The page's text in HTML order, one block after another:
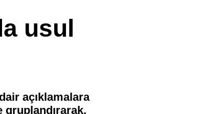
usul
açıklamalara